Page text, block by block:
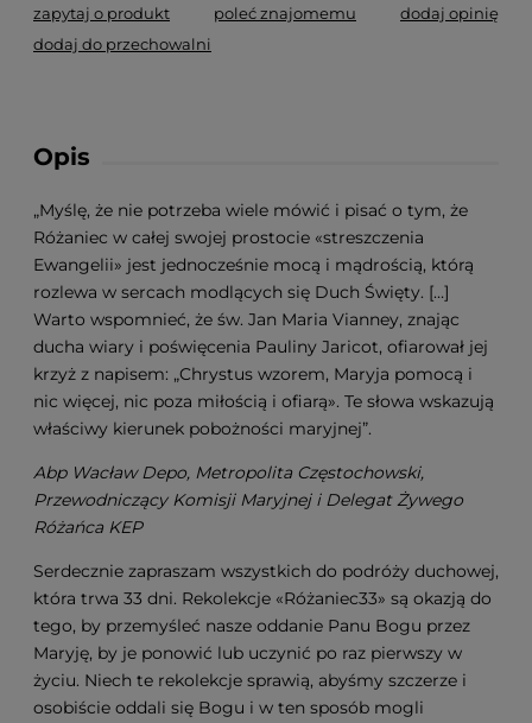
zapytaj o produkt poleć znajomemu
dodaj opinię
dodaj do przechowalni
Opis
„Myślę, że nie potrzeba wiele mówić i pisać o tym, że
Różaniec w całej swojej prostocie «streszczenia
Ewangelii» jest jednocześnie mocą i mądrością, którą
rozlewa w sercach modlących się Duch Święty. […]
Warto wspomnieć, że św. Jan Maria Vianney, znając
ducha wiary i poświęcenia Pauliny Jaricot, ofiarował jej
krzyż z napisem: „Chrystus wzorem, Maryja pomocą i
nic więcej, nic poza miłością i ofiarą». Te słowa wskazują
właściwy kierunek pobożności maryjnej”.
Abp Wacław Depo, Metropolita Częstochowski,
Przewodniczący Komisji Maryjnej i Delegat Żywego
Różańca KEP
Serdecznie zapraszam wszystkich do podróży duchowej,
która trwa 33 dni. Rekolekcje «Różaniec33» są okazją do
tego, by przemyśleć nasze oddanie Panu Bogu przez
Maryję, by je ponowić lub uczynić po raz pierwszy w
życiu. Niech te rekolekcje sprawią, abyśmy szczerze i
osobiście oddali się Bogu i w ten sposób mogli